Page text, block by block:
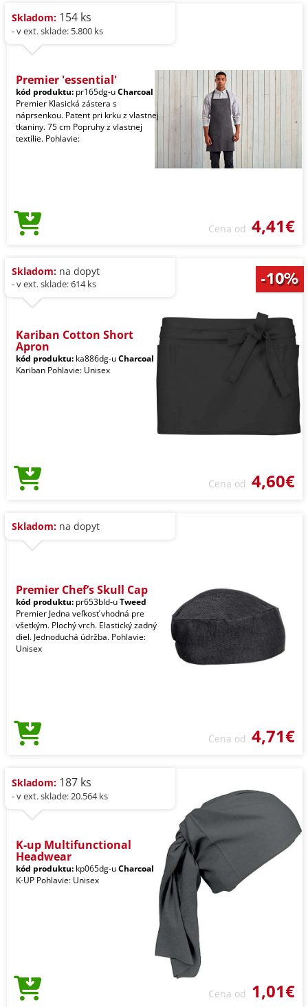
Skladom: 154 ks
- v ext. sklade: 5.800 ks
Premier 'essential'
kód produktu: pr165dg-uCharcoal
Premier Klasická zástera s
náprsenkou. Patent pri krku z vlastnej
tkaniny. 75 cm Popruhy z vlastnej
textílie. Pohlavie:
Cena od 4,41€
Skladom: na dopyt
- v ext. sklade: 614 ks
Kariban Cotton Short
Apron
kód produktu: ka886dg-uCharcoal
Kariban Pohlavie: Unisex
Cena od 4,60€
Skladom: na dopyt
Premier Chef’s Skull Cap
kód produktu: pr653bld-uTweed
Premier Jedna veľkosť vhodná pre
všetkým. Plochý vrch. Elastický zadný
diel. Jednoduchá údržba. Pohlavie:
Unisex
Cena od 4,71€
Skladom: 187 ks
- v ext. sklade: 20.564 ks
K-up Multifunctional
Headwear
kód produktu: kp065dg-uCharcoal
K-UP Pohlavie: Unisex
Cena od 1,01€